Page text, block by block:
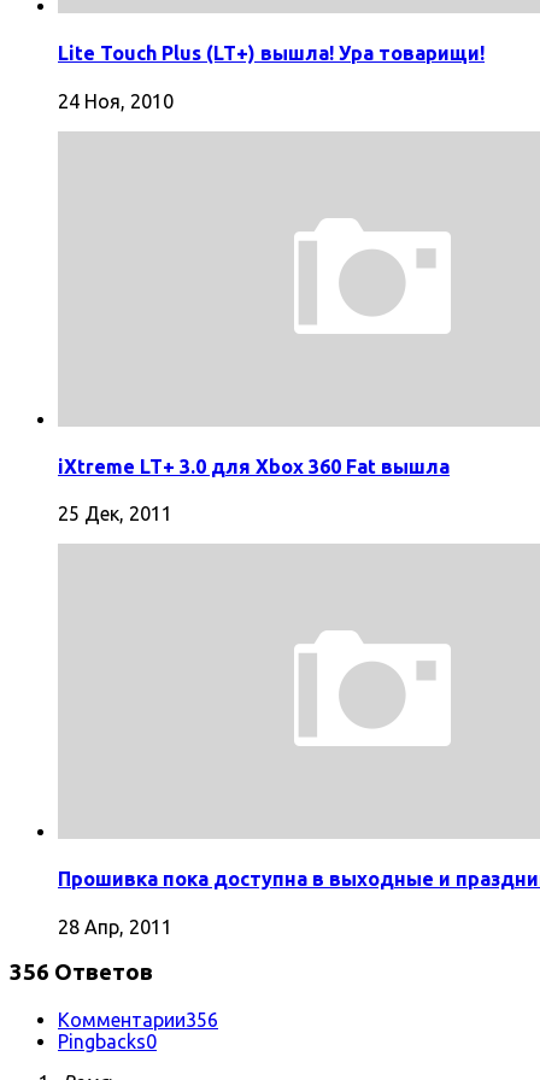
Lite Touch Plus (LT+) вышла! Ура товарищи!
24 Ноя, 2010
iXtreme LT+ 3.0 для Xbox 360 Fat вышла
25 Дек, 2011
Прошивка пока доступна в выходные и
28 Апр, 2011
356 Ответов
Комментарии356
Pingbacks0